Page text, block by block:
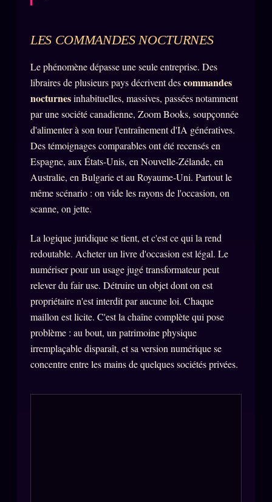
SOCIÉTÉ DES AMIS
L'Association
S'abonner GRATUIT
Cercle Privé
Mécène
Témoignages85 000
Lectures des sœurs
Bienvenue nouveau membre
Se connecter
z/S SYSTEMS
BRAINS MODELS 2017
GENERIC ARCHITECTS2018
LES COMMANDES NOCTURNES
Le phénomène dépasse une seule entreprise. Des
libraires de plusieurs pays décrivent descommandes
nocturnesinhabituelles, massives, passées notamment
par une société canadienne, Zoom Books, soupçonnée
d'alimenter à son tour l'entraînement d'IA génératives.
Des témoignages comparables ont été recensés en
Espagne, aux États-Unis, en Nouvelle-Zélande, en
Australie, en Bulgarie et au Royaume-Uni. Partout le
même scénario : on vide les rayons de l'occasion, on
scanne, on jette.
La logique juridique se tient, et c'est ce qui la rend
redoutable. Acheter un livre d'occasion est légal. Le
numériser pour un usage jugé transformateur peut
relever du fair use. Détruire un objet dont on est
propriétaire n'est interdit par aucune loi. Chaque
maillon est licite. C'est la chaîne complète qui pose
problème : au bout, un patrimoine physique
irremplaçable disparaît, et sa version numérique se
concentre entre les mains de quelques sociétés privées.